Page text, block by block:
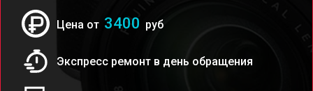
Цена от 3400 руб
Экспресс ремонт в день обращения